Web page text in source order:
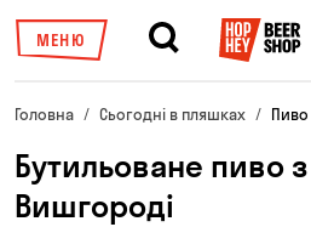
МЕНЮ
Головна Сьогодні в пляшках Пиво
Бутильоване пиво
Вишгороді